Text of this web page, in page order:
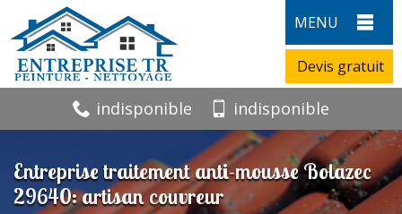
MENU
Devis gratuit
indisponible indisponible
Entreprise traitement anti-mousse Bolazec
29640: artisan couvreur